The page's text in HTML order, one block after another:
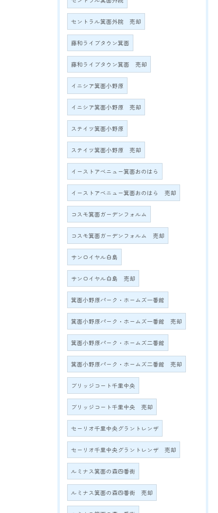
セントラル箕面外院 売却
藤和ライブタウン箕面
藤和ライブタウン箕面 売却
イニシア箕面小野原
イニシア箕面小野原 売却
ステイツ箕面小野原
ステイツ箕面小野原 売却
イーストアベニュー箕面おのはら
イーストアベニュー箕面おのはら 売却
コスモ箕面ガーデンフォルム
コスモ箕面ガーデンフォルム 売却
サンロイヤル白島
サンロイヤル白島 売却
箕面小野原パーク・ホームズ一番館
箕面小野原パーク・ホームズ一番館 売却
箕面小野原パーク・ホームズ二番館
箕面小野原パーク・ホームズ二番館 売却
ブリッジコート千里中央
ブリッジコート千里中央 売却
セーリオ千里中央グラントレンザ
セーリオ千里中央グラントレンザ 売却
ルミナス箕面の森四番街
ルミナス箕面の森四番街 売却